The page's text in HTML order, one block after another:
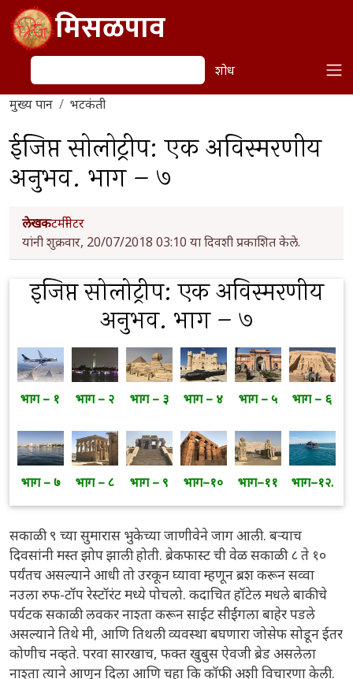
Skip to main content
मिसळपाव
शोध
शोध
मुख्य पान
भटकंती
ईजिप्त सोलोट्रीप: एक अविस्मरणीय
अनुभव. भाग – ७
लेखकटर्मीनेटर
यांनी शुक्रवार, 20/07/2018 03:10 या दिवशी प्रकाशित केले.
इजिप्त सोलोट्रीप: एक अविस्मरणीय
अनुभव. भाग – ७
भाग – १ भाग – २ भाग – ३ भाग – ४ भाग – ५ भाग – ६
भाग – ७ भाग – ८ भाग – ९ भाग–१० भाग–११ भाग–१२.
सकाळी ९ च्या सुमारास भुकेच्या जाणीवेने जाग आली. बऱ्याच
दिवसांनी मस्त झोप झाली होती. ब्रेकफास्ट ची वेळ सकाळी ८ ते १०
पर्यंतच असल्याने आधी तो उरकून घ्यावा म्हणून ब्रश करून सव्वा
नउला रुफ-टॉप रेस्टॉरंट मध्ये पोचलो. कदाचित हॉटेल मधले बाकीचे
पर्यटक सकाळी लवकर नाश्ता करून साईट सीईंगला बाहेर पडले
असल्याने तिथे मी, आणि तिथली व्यवस्था बघणारा जोसेफ सोडून ईतर
कोणीच नव्हते. परवा सारखाच, फक्त खुबुस ऐवजी ब्रेड असलेला
नाश्ता त्याने आणून दिला आणि चहा कि कॉफी अशी विचारणा केली.